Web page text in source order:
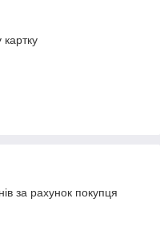
за рахунок покупця